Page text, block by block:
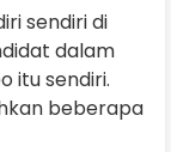
sendiri di
dalam
itu sendiri.
beberapa